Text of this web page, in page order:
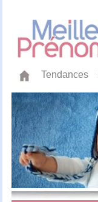
Tendances